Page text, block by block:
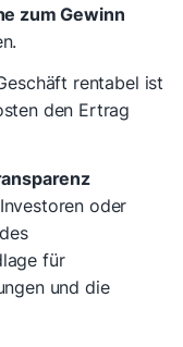
zum Gewinn
rentabel ist
den Ertrag
oder
für
und die